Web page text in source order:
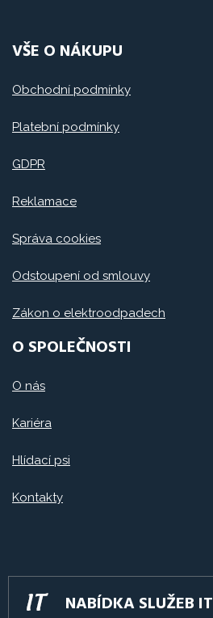
VŠE O NÁKUPU
Obchodní podmínky
Platební podmínky
GDPR
Reklamace
Správa cookies
Odstoupení od smlouvy
Zákon o elektroodpadech
O SPOLEČNOSTI
O nás
Kariéra
Hlídací psi
Kontakty
NABÍDKA SLUŽEB IT